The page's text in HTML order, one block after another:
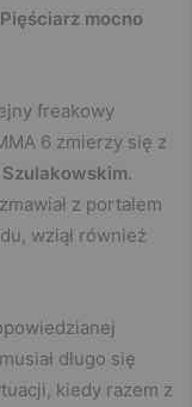
mocno
freakowy
6 zmierzy się z
.
z portalem
wziął również
długo się
kiedy razem z